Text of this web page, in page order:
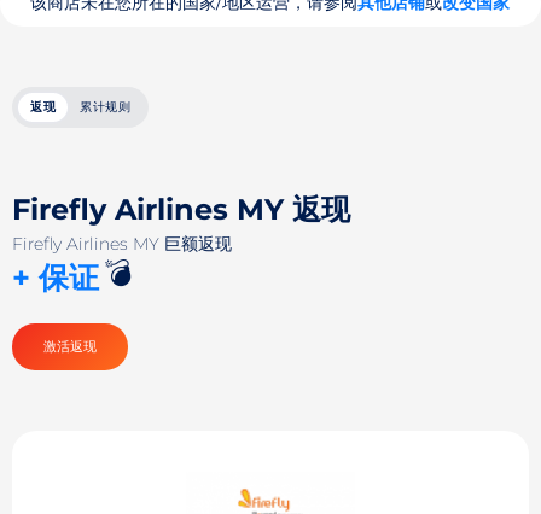
返现 累计规则
Firefly Airlines MY 返现
Firefly Airlines MY 巨额返现
+ 保证💣
激活返现